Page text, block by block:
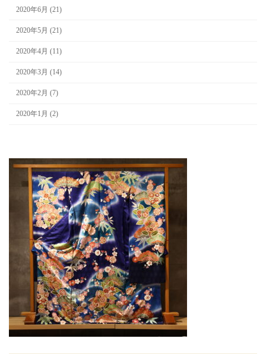
2020年6月 (21)
2020年5月 (21)
2020年4月 (11)
2020年3月 (14)
2020年2月 (7)
2020年1月 (2)